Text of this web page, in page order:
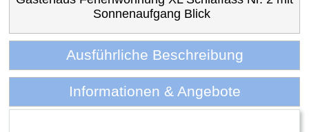
Sonnenaufgang Blick
Ausführliche Beschreibung
Informationen & Angebote